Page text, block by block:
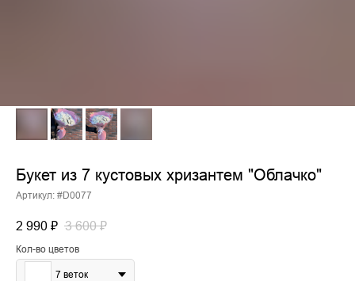
Букет из 7 кустовых хризантем "Облачко"
Артикул: #D0077
2 990 ₽ 3 600 ₽
Кол-во цветов
7 веток